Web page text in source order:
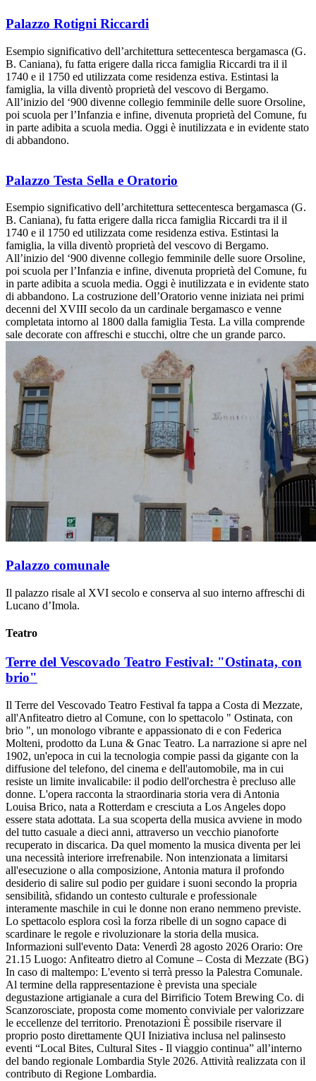
Palazzo Rotigni Riccardi
Esempio significativo dell’architettura settecentesca bergamasca (G.
B. Caniana), fu fatta erigere dalla ricca famiglia Riccardi tra il il
1740 e il 1750 ed utilizzata come residenza estiva. Estintasi la
famiglia, la villa diventò proprietà del vescovo di Bergamo.
All’inizio del ‘900 divenne collegio femminile delle suore Orsoline,
poi scuola per l’Infanzia e infine, divenuta proprietà del Comune, fu
in parte adibita a scuola media. Oggi è inutilizzata e in evidente stato
di abbandono.
Palazzo Testa Sella e Oratorio
Esempio significativo dell’architettura settecentesca bergamasca (G.
B. Caniana), fu fatta erigere dalla ricca famiglia Riccardi tra il il
1740 e il 1750 ed utilizzata come residenza estiva. Estintasi la
famiglia, la villa diventò proprietà del vescovo di Bergamo.
All’inizio del ‘900 divenne collegio femminile delle suore Orsoline,
poi scuola per l’Infanzia e infine, divenuta proprietà del Comune, fu
in parte adibita a scuola media. Oggi è inutilizzata e in evidente stato
di abbandono. La costruzione dell’Oratorio venne iniziata nei primi
decenni del XVIII secolo da un cardinale bergamasco e venne
completata intorno al 1800 dalla famiglia Testa. La villa comprende
sale decorate con affreschi e stucchi, oltre che un grande parco.
Palazzo comunale
Il palazzo risale al XVI secolo e conserva al suo interno affreschi di
Lucano d’Imola.
Teatro
Terre del Vescovado Teatro Festival: "Ostinata, con
brio"
Il Terre del Vescovado Teatro Festival fa tappa a Costa di Mezzate,
all'Anfiteatro dietro al Comune, con lo spettacolo " Ostinata, con
brio ", un monologo vibrante e appassionato di e con Federica
Molteni, prodotto da Luna & Gnac Teatro. La narrazione si apre nel
1902, un'epoca in cui la tecnologia compie passi da gigante con la
diffusione del telefono, del cinema e dell'automobile, ma in cui
resiste un limite invalicabile: il podio dell'orchestra è precluso alle
donne. L'opera racconta la straordinaria storia vera di Antonia
Louisa Brico, nata a Rotterdam e cresciuta a Los Angeles dopo
essere stata adottata. La sua scoperta della musica avviene in modo
del tutto casuale a dieci anni, attraverso un vecchio pianoforte
recuperato in discarica. Da quel momento la musica diventa per lei
una necessità interiore irrefrenabile. Non intenzionata a limitarsi
all'esecuzione o alla composizione, Antonia matura il profondo
desiderio di salire sul podio per guidare i suoni secondo la propria
sensibilità, sfidando un contesto culturale e professionale
interamente maschile in cui le donne non erano nemmeno previste.
Lo spettacolo esplora così la forza ribelle di un sogno capace di
scardinare le regole e rivoluzionare la storia della musica.
Informazioni sull'evento Data: Venerdì 28 agosto 2026 Orario: Ore
21.15 Luogo: Anfiteatro dietro al Comune – Costa di Mezzate (BG)
In caso di maltempo: L'evento si terrà presso la Palestra Comunale.
Al termine della rappresentazione è prevista una speciale
degustazione artigianale a cura del Birrificio Totem Brewing Co. di
Scanzorosciate, proposta come momento conviviale per valorizzare
le eccellenze del territorio. Prenotazioni È possibile riservare il
proprio posto direttamente QUI Iniziativa inclusa nel palinsesto
eventi “Local Bites, Cultural Sites - Il viaggio continua” all’interno
del bando regionale Lombardia Style 2026. Attività realizzata con il
contributo di Regione Lombardia.